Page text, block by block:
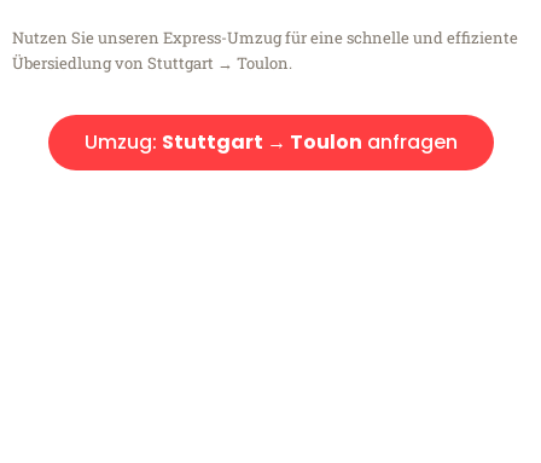
Nutzen Sie unseren Express-Umzug für eine schnelle und effiziente
Übersiedlung von Stuttgart → Toulon.
Umzug: Stuttgart → Toulon anfragen